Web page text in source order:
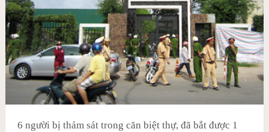
6 người bị thảm sát trong căn biệt thự, đã bắt được 1